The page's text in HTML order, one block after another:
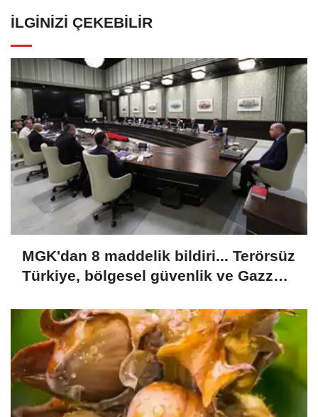
İLGINIZI ÇEKEBILIR
MGK'dan 8 maddelik bildiri... Terörsüz
Türkiye, bölgesel güvenlik ve Gazze